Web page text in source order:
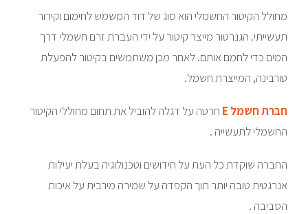
מחולל הקיטור החשמלי הוא סוג של דוד המשמש לחימום וקירור
תעשייתי. הגנרטור מייצר קיטור על ידי העברת זרם חשמלי דרך
המים כדי לחמם אותם. לאחר מכן משתמשים בקיטור להפעלת
טורבינה, המייצרת חשמל.
חברת חשמל E
חרטה על דגלה להוביל את תחום מחוללי הקיטור
החשמלי לתעשייה .
החברה שוקדת כל העת על חידושים וטכנולוגיה בעלת יעילות
אנרגטית טובה יותר תוך הקפדה על שמירה מירבית על איכות
הסביבה .